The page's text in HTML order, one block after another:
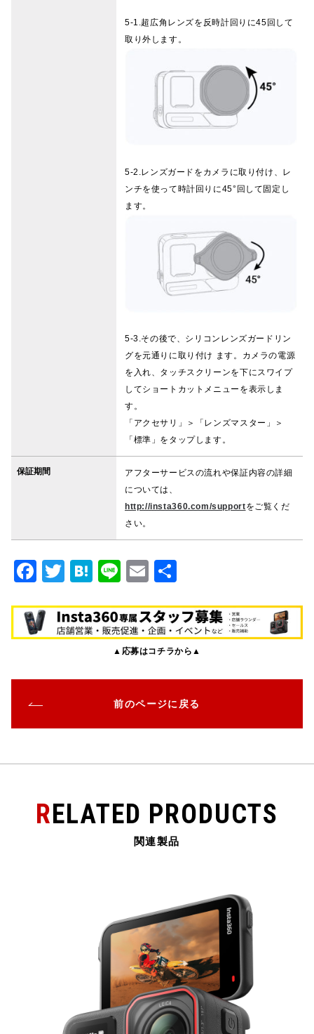
5-1.超広角レンズを反時計回りに45回して
取り外します。
5-2.レンズガードをカメラに取り付け、レ
ンチを使って時計回りに45°回して固定し
ます。
5-3.その後で、シリコンレンズガードリン
グを元通りに取り付け ます。カメラの電源
を入れ、タッチスクリーンを下にスワイプ
してショートカットメニューを表示しま
す。
「アクセサリ」＞「レンズマスター」＞
「標準」をタップします。
保証期間
アフターサービスの流れや保証内容の詳細
については、
http://insta360.com/supportをご覧くだ
さい。
F
c
e
o
o
k
T
it
te
H
e
n
Li
e
E
ai
l
▲応募はコチラから▲
前のページに戻る
RELATED PRODUCTS
関連製品